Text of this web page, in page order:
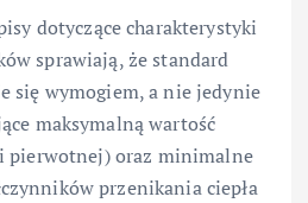
dotyczące charakterystyki
sprawiają, że standard
się wymogiem, a nie jedynie
maksymalną wartość
pierwotnej) oraz minimalne
przenikania ciepła